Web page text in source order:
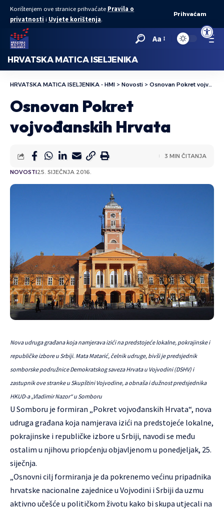
Open
Korištenjem ove stranice prihvaćate Pravila o
privatnosti i Uvjete korištenja.
Prihvaćam
Aa
HRVATSKA MATICA ISELJENIKA
HRVATSKA MATICA ISELJENIKA - HMI > Novosti > Osnovan Pokret vojvođanskih Hrvata
Osnovan Pokret
vojvođanskih Hrvata
NOVOSTI25. SIJEČNJA 2016.
3 MIN ČITANJA
Nova udruga građana koja namjerava izići na predstojeće lokalne, pokrajinske i
republičke izbore u Srbiji. Mata Matarić, čelnik udruge, bivši je predsjednik
somborske podružnice Demokratskog saveza Hrvata u Vojvodini (DSHV) i
zastupnik ove stranke u Skupštini Vojvodine, a obnaša i dužnost predsjednika
HKUD-a „Vladimir Nazor“ u Somboru
U Somboru je formiran „Pokret vojvođanskih Hrvata“, nova
udruga građana koja namjerava izići na predstojeće lokalne,
pokrajinske i republičke izbore u Srbiji, navodi se među
ostalim u njihovu priopćenju objavljenom u ponedjeljak, 25.
siječnja.
„Osnovni cilj formiranja je da pokrenemo većinu pripadnika
hrvatske nacionalne zajednice u Vojvodini i Srbiji da uzmu
aktivno učešće u političkom životu kako bi skupa utjecali na